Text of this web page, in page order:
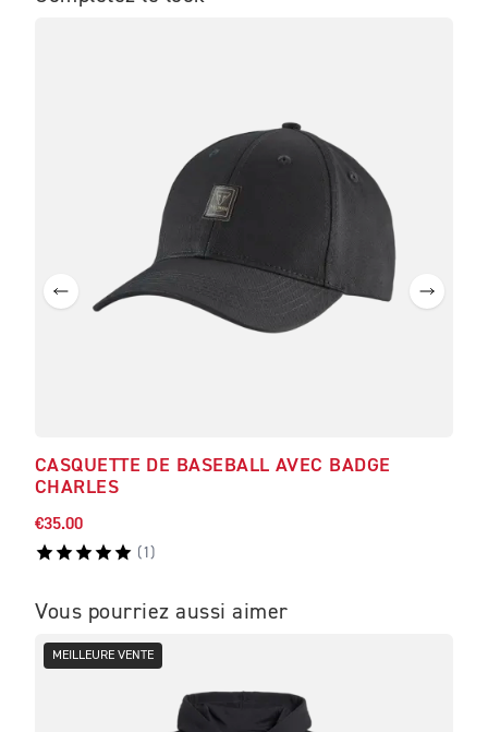
CASQUETTE DE BASEBALL AVEC BADGE
CHARLES
€35.00
( 1 )
Vous pourriez aussi aimer
MEILLEURE VENTE